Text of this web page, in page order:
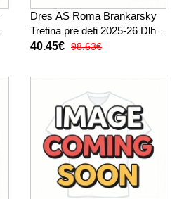
Dres AS Roma Brankarsky
Tretina pre deti 2025-26 Dlhy
Rukáv (+ trenírky)
40.45€ 98.63€